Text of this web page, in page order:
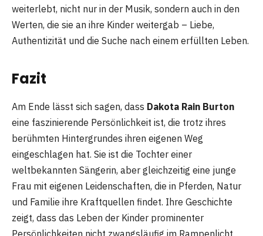
weiterlebt, nicht nur in der Musik, sondern auch in den
Werten, die sie an ihre Kinder weitergab – Liebe,
Authentizität und die Suche nach einem erfüllten Leben.
Fazit
Am Ende lässt sich sagen, dass Dakota Rain Burton
eine faszinierende Persönlichkeit ist, die trotz ihres
berühmten Hintergrundes ihren eigenen Weg
eingeschlagen hat. Sie ist die Tochter einer
weltbekannten Sängerin, aber gleichzeitig eine junge
Frau mit eigenen Leidenschaften, die in Pferden, Natur
und Familie ihre Kraftquellen findet. Ihre Geschichte
zeigt, dass das Leben der Kinder prominenter